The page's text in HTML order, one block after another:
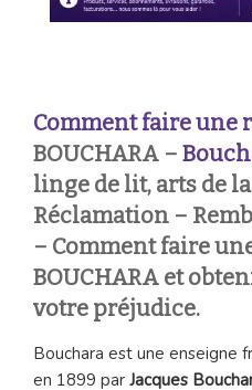
Comment faire une
BOUCHARA –
linge de lit, arts de
Réclamation –
– Comment faire
BOUCHARA et
votre préjudice.
Bouchara est une enseigne
en 1899 par Jacques